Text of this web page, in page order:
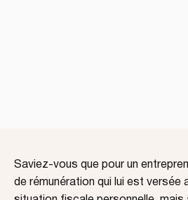
Saviez-vous que pour un
de rémunération qui lui est versée